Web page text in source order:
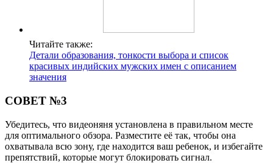
Читайте также:
Детали образования, тонкости выбора и список
красивых индийских мужских имен с описанием
значения
СОВЕТ №3
Убедитесь, что видеоняня установлена в правильном месте
для оптимального обзора. Разместите её так, чтобы она
охватывала всю зону, где находится ваш ребенок, и избегайте
препятствий, которые могут блокировать сигнал.